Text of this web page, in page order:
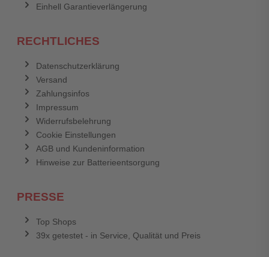
Einhell Garantieverlängerung
RECHTLICHES
Datenschutzerklärung
Versand
Zahlungsinfos
Impressum
Widerrufsbelehrung
Cookie Einstellungen
AGB und Kundeninformation
Hinweise zur Batterieentsorgung
PRESSE
Top Shops
39x getestet - in Service, Qualität und Preis